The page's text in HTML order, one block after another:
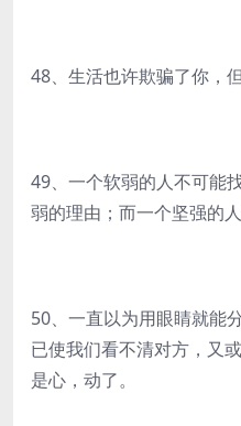
48、生活也许欺骗了你，
49、一个软弱的人不可能
弱的理由；而一个坚强的
50、一直以为用眼睛就能
已使我们看不清对方，又
是心，动了。